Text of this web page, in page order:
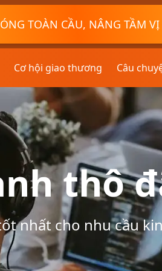
TOÀN CẦU, NÂNG TẦM VỊ
Cơ hội giao thương Câu
thô
nhất cho nhu cầu